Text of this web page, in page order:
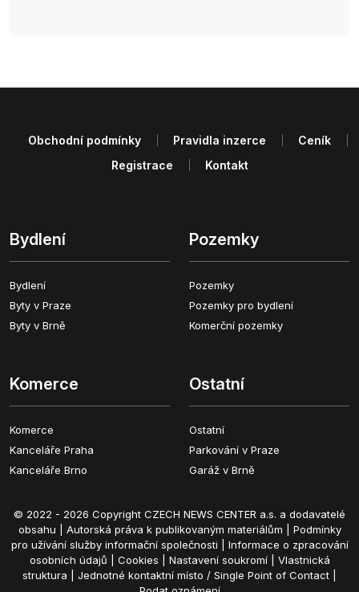
Bydlení
Bydlení
Byty v Praze
Byty v Brně
Pozemky
Pozemky
Pozemky pro bydlení
Komerční pozemky
Komerce
Komerce
Kanceláře Praha
Kanceláře Brno
Ostatní
Ostatní
Parkování v Praze
Garáž v Brně
Obchodní podmínky Pravidla inzerce
Ceník
Registrace
Kontakt
© 2022 - 2026 Copyright CZECH NEWS CENTER a.s. a dodavatelé
obsahu | Autorská práva k publikovaným materiálům
Podmínky
pro užívání služby informační společnosti
Informace o zpracování
osobních údajů
Cookies Nastavení soukromí| Vlastnická
struktura
Jednotné kontaktní místo / Single Point of Contact